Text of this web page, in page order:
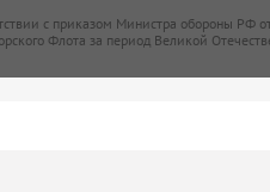
с приказом Министра обороны
Флота за период Великой